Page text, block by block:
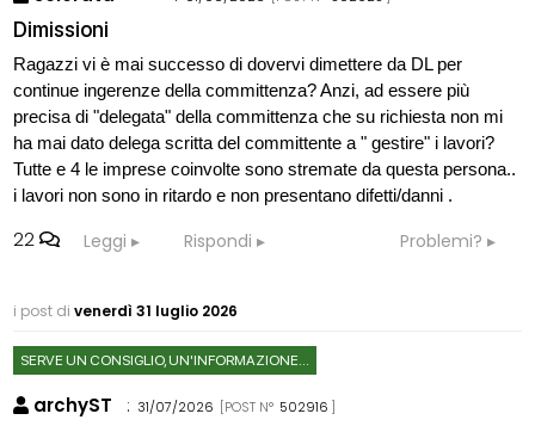
Dimissioni
Ragazzi vi è mai successo di dovervi dimettere da DL per
continue ingerenze della committenza? Anzi, ad essere più
precisa di "delegata" della committenza che su richiesta non mi
ha mai dato delega scritta del committente a " gestire" i lavori?
Tutte e 4 le imprese coinvolte sono stremate da questa persona..
i lavori non sono in ritardo e non presentano difetti/danni .
22 Leggi Rispondi Problemi?
i post divenerdì 31 luglio 2026
SERVE UN CONSIGLIO, UN'INFORMAZIONE...
archyST : 31/07/2026 [POST N° 502916 ]